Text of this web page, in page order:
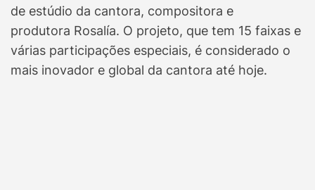
de estúdio da cantora, compositora e
produtora Rosalía. O projeto, que tem 15 faixas e
várias participações especiais, é considerado o
mais inovador e global da cantora até hoje.